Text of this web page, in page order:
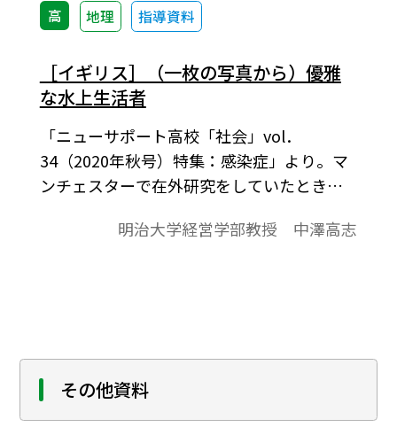
高 地理 指導資料
［イギリス］（一枚の写真から）優雅
な水上生活者
「ニューサポート高校「社会」vol．
34（2020年秋号）特集：感染症」より。マ
ンチェスターで在外研究をしていたとき、
ウォーター運河のほとりを幾度となくジョ
ートという独特の格好をした小舟がいくつ
も浮かんでいる。産業革命期のイギリスに
おいて、物流を支えたのは水運であり、運河
明治大学経営学部教授 中澤高志
その他資料